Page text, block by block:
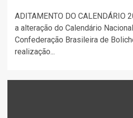
ADITAMENTO DO CALENDÁRIO
a alteração do Calendário
Confederação Brasileira de
realização...